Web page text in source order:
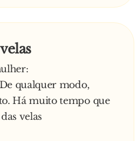
qualquer modo,
Há muito tempo que
velas